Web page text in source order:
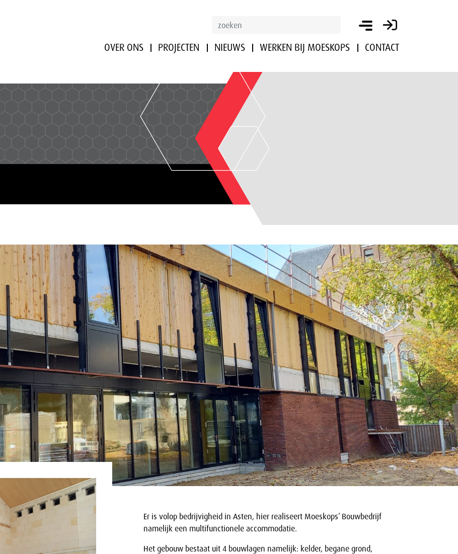
OVER ONS PROJECTEN NIEUWS WERKEN BIJ MOESKOPS CONTACT
Er is volop bedrijvigheid in Asten, hier realiseert Moeskops’ Bouwbedrijf
namelijk een multifunctionele accommodatie.
Het gebouw bestaat uit 4 bouwlagen namelijk: kelder, begane grond,